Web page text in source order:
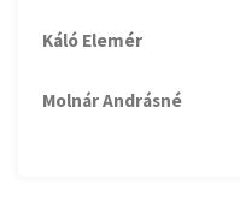
Káló Elemér
Molnár Andrásné